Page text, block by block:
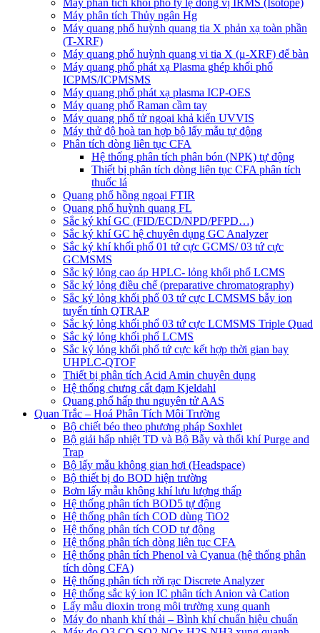
Máy phân tích Thủy ngân Hg
Máy quang phổ huỳnh quang tia X phản xạ toàn phần
(T-XRF)
Máy quang phổ huỳnh quang vi tia X (μ-XRF) để bàn
Máy quang phổ phát xạ Plasma ghép khối phổ
ICPMS/ICPMSMS
Máy quang phổ phát xạ plasma ICP-OES
Máy quang phổ Raman cầm tay
Máy quang phổ tử ngoại khả kiến UVVIS
Máy thử độ hoà tan hợp bộ lấy mẫu tự động
Phân tích dòng liên tục CFA
Hệ thống phân tích phân bón (NPK) tự động
Thiết bị phân tích dòng liên tục CFA phân tích
thuốc lá
Quang phổ hồng ngoại FTIR
Quang phổ huỳnh quang FL
Sắc ký khí GC (FID/ECD/NPD/PFPD…)
Sắc ký khí GC hệ chuyên dụng GC Analyzer
Sắc ký khí khối phổ 01 tứ cực GCMS/ 03 tứ cực
GCMSMS
Sắc ký lỏng cao áp HPLC- lỏng khối phổ LCMS
Sắc ký lỏng điều chế (preparative chromatography)
Sắc ký lỏng khối phổ 03 tứ cực LCMSMS bẫy ion
tuyến tính QTRAP
Sắc ký lỏng khối phổ 03 tứ cực LCMSMS Triple Quad
Sắc ký lỏng khối phổ LCMS
Sắc ký lỏng khối phổ tứ cực kết hợp thời gian bay
UHPLC-QTOF
Thiết bị phân tích Acid Amin chuyên dụng
Hệ thống chưng cất đạm Kjeldahl
Quang phổ hấp thu nguyên tử AAS
Quan Trắc – Hoá Phân Tích Môi Trường
Bộ chiết béo theo phương pháp Soxhlet
Bộ giải hấp nhiệt TD và Bộ Bẫy và thổi khí Purge and
Trap
Bộ lấy mẫu không gian hơi (Headspace)
Bộ thiết bị đo BOD hiện trường
Bơm lấy mẫu không khí lưu lượng thấp
Hệ thống phân tích BOD5 tự động
Hệ thống phân tích COD dùng TiO2
Hệ thống phân tích COD tự động
Hệ thống phân tích dòng liên tục CFA
Hệ thống phân tích Phenol và Cyanua (hệ thống phân
tích dòng CFA)
Hệ thống phân tích rời rạc Discrete Analyzer
Hệ thống sắc ký ion IC phân tích Anion và Cation
Lấy mẫu dioxin trong môi trường xung quanh
Máy đo nhanh khí thải – Bình khí chuẩn hiệu chuẩn